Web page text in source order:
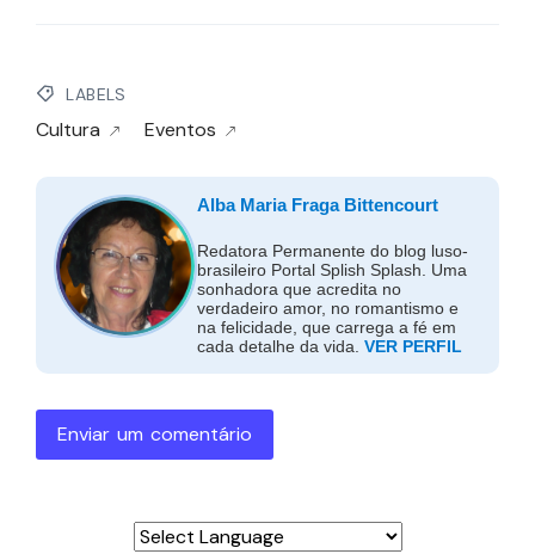
LABELS
Cultura Eventos
Alba Maria Fraga Bittencourt
Redatora Permanente do blog luso-
brasileiro Portal Splish Splash. Uma
sonhadora que acredita no
verdadeiro amor, no romantismo e
na felicidade, que carrega a fé em
cada detalhe da vida. VER PERFIL
Enviar um comentário